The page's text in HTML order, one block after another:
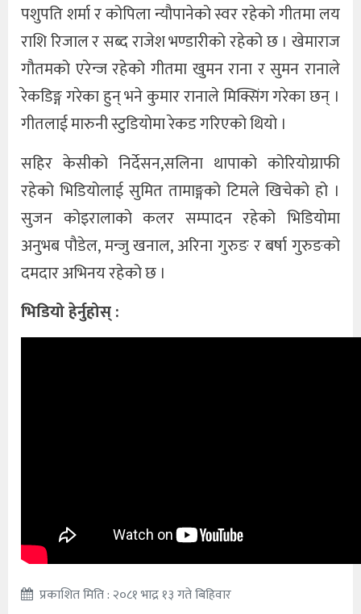
पशुपति शर्मा र कोपिला न्यौपानेको स्वर रहेको गीतमा लय
राशि रिजाल र सब्द राजेश भण्डारीको रहेको छ । खेमाराज
गौतमको एरेन्ज रहेको गीतमा खुमन राना र सुमन रानाले
रेकडिङ्ग गरेका हुन् भने कुमार रानाले मिक्सिंग गरेका छन् ।
गीतलाई मारुनी स्टुडियोमा रेकड गरिएको थियो ।
सहिर केसीको निर्देसन,सलिना थापाको कोरियोग्राफी
रहेको भिडियोलाई सुमित तामाङ्गको टिमले खिचेको हो ।
सुजन कोइरालाको कलर सम्पादन रहेको भिडियोमा
अनुभब पौडेल, मन्जु खनाल, अरिना गुरुङ र बर्षा गुरुङको
दमदार अभिनय रहेको छ ।
भिडियो हेर्नुहोस् :
प्रकाशित मिति : २०८१ भाद्र १३ गते बिहिवार